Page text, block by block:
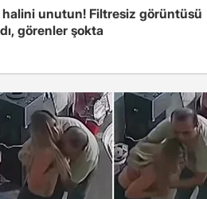
halini unutun! Filtresiz görüntüsü
görenler şokta